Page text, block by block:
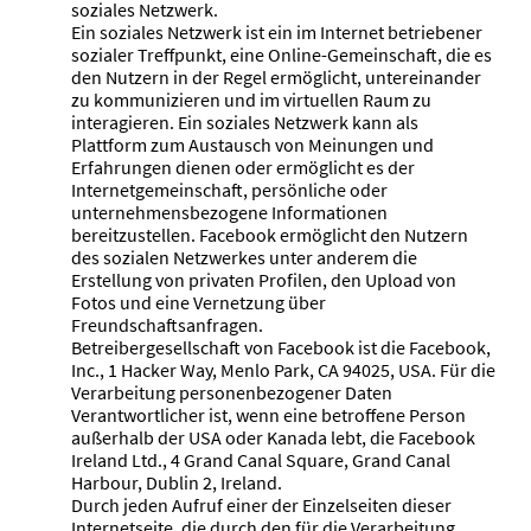
soziales Netzwerk.
Ein soziales Netzwerk ist ein im Internet betriebener
sozialer Treffpunkt, eine Online-Gemeinschaft, die es
den Nutzern in der Regel ermöglicht, untereinander
zu kommunizieren und im virtuellen Raum zu
interagieren. Ein soziales Netzwerk kann als
Plattform zum Austausch von Meinungen und
Erfahrungen dienen oder ermöglicht es der
Internetgemeinschaft, persönliche oder
unternehmensbezogene Informationen
bereitzustellen. Facebook ermöglicht den Nutzern
des sozialen Netzwerkes unter anderem die
Erstellung von privaten Profilen, den Upload von
Fotos und eine Vernetzung über
Freundschaftsanfragen.
Betreibergesellschaft von Facebook ist die Facebook,
Inc., 1 Hacker Way, Menlo Park, CA 94025, USA. Für die
Verarbeitung personenbezogener Daten
Verantwortlicher ist, wenn eine betroffene Person
außerhalb der USA oder Kanada lebt, die Facebook
Ireland Ltd., 4 Grand Canal Square, Grand Canal
Harbour, Dublin 2, Ireland.
Durch jeden Aufruf einer der Einzelseiten dieser